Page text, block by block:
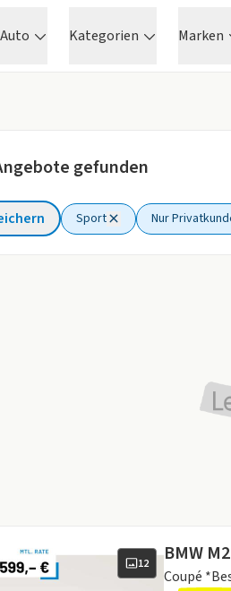
Kategorien Marken
gefunden
Sport Nur
12 BMW M2
Coupé